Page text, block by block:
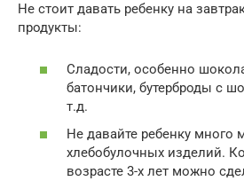
Не стоит давать ребенку на
продукты:
Сладости, особенно
батончики, бутерброды с
т.д.
Не давайте ребенку много
хлебобулочных изделий.
возрасте 3-х лет можно